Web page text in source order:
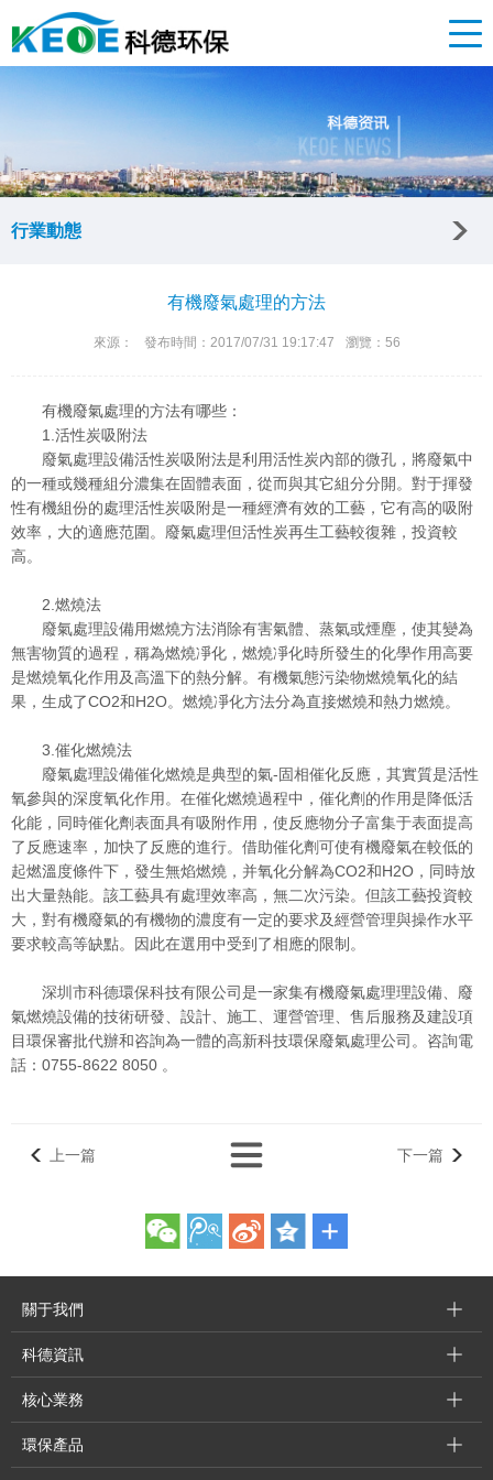
行業動態
有機廢氣處理的方法
來源： 發布時間：2017/07/31 19:17:47 瀏覽：56
有機廢氣處理的方法有哪些：
1.活性炭吸附法
廢氣處理設備活性炭吸附法是利用活性炭內部的微孔，將廢氣中
的一種或幾種組分濃集在固體表面，從而與其它組分分開。對于揮發
性有機組份的處理活性炭吸附是一種經濟有效的工藝，它有高的吸附
效率，大的適應范圍。廢氣處理但活性炭再生工藝較復雜，投資較
高。
2.燃燒法
廢氣處理設備用燃燒方法消除有害氣體、蒸氣或煙塵，使其變為
無害物質的過程，稱為燃燒凈化，燃燒凈化時所發生的化學作用高要
是燃燒氧化作用及高溫下的熱分解。有機氣態污染物燃燒氧化的結
果，生成了CO2和H2O。燃燒凈化方法分為直接燃燒和熱力燃燒。
3.催化燃燒法
廢氣處理設備催化燃燒是典型的氣-固相催化反應，其實質是活性
氧參與的深度氧化作用。在催化燃燒過程中，催化劑的作用是降低活
化能，同時催化劑表面具有吸附作用，使反應物分子富集于表面提高
了反應速率，加快了反應的進行。借助催化劑可使有機廢氣在較低的
起燃溫度條件下，發生無焰燃燒，并氧化分解為CO2和H2O，同時放
出大量熱能。該工藝具有處理效率高，無二次污染。但該工藝投資較
大，對有機廢氣的有機物的濃度有一定的要求及經營管理與操作水平
要求較高等缺點。因此在選用中受到了相應的限制。
深圳市科德環保科技有限公司是一家集有機廢氣處理理設備、廢
氣燃燒設備的技術研發、設計、施工、運營管理、售后服務及建設項
目環保審批代辦和咨詢為一體的高新科技環保廢氣處理公司。咨詢電
話：0755-8622 8050 。
上一篇 下一篇
關于我們
科德資訊
核心業務
環保產品